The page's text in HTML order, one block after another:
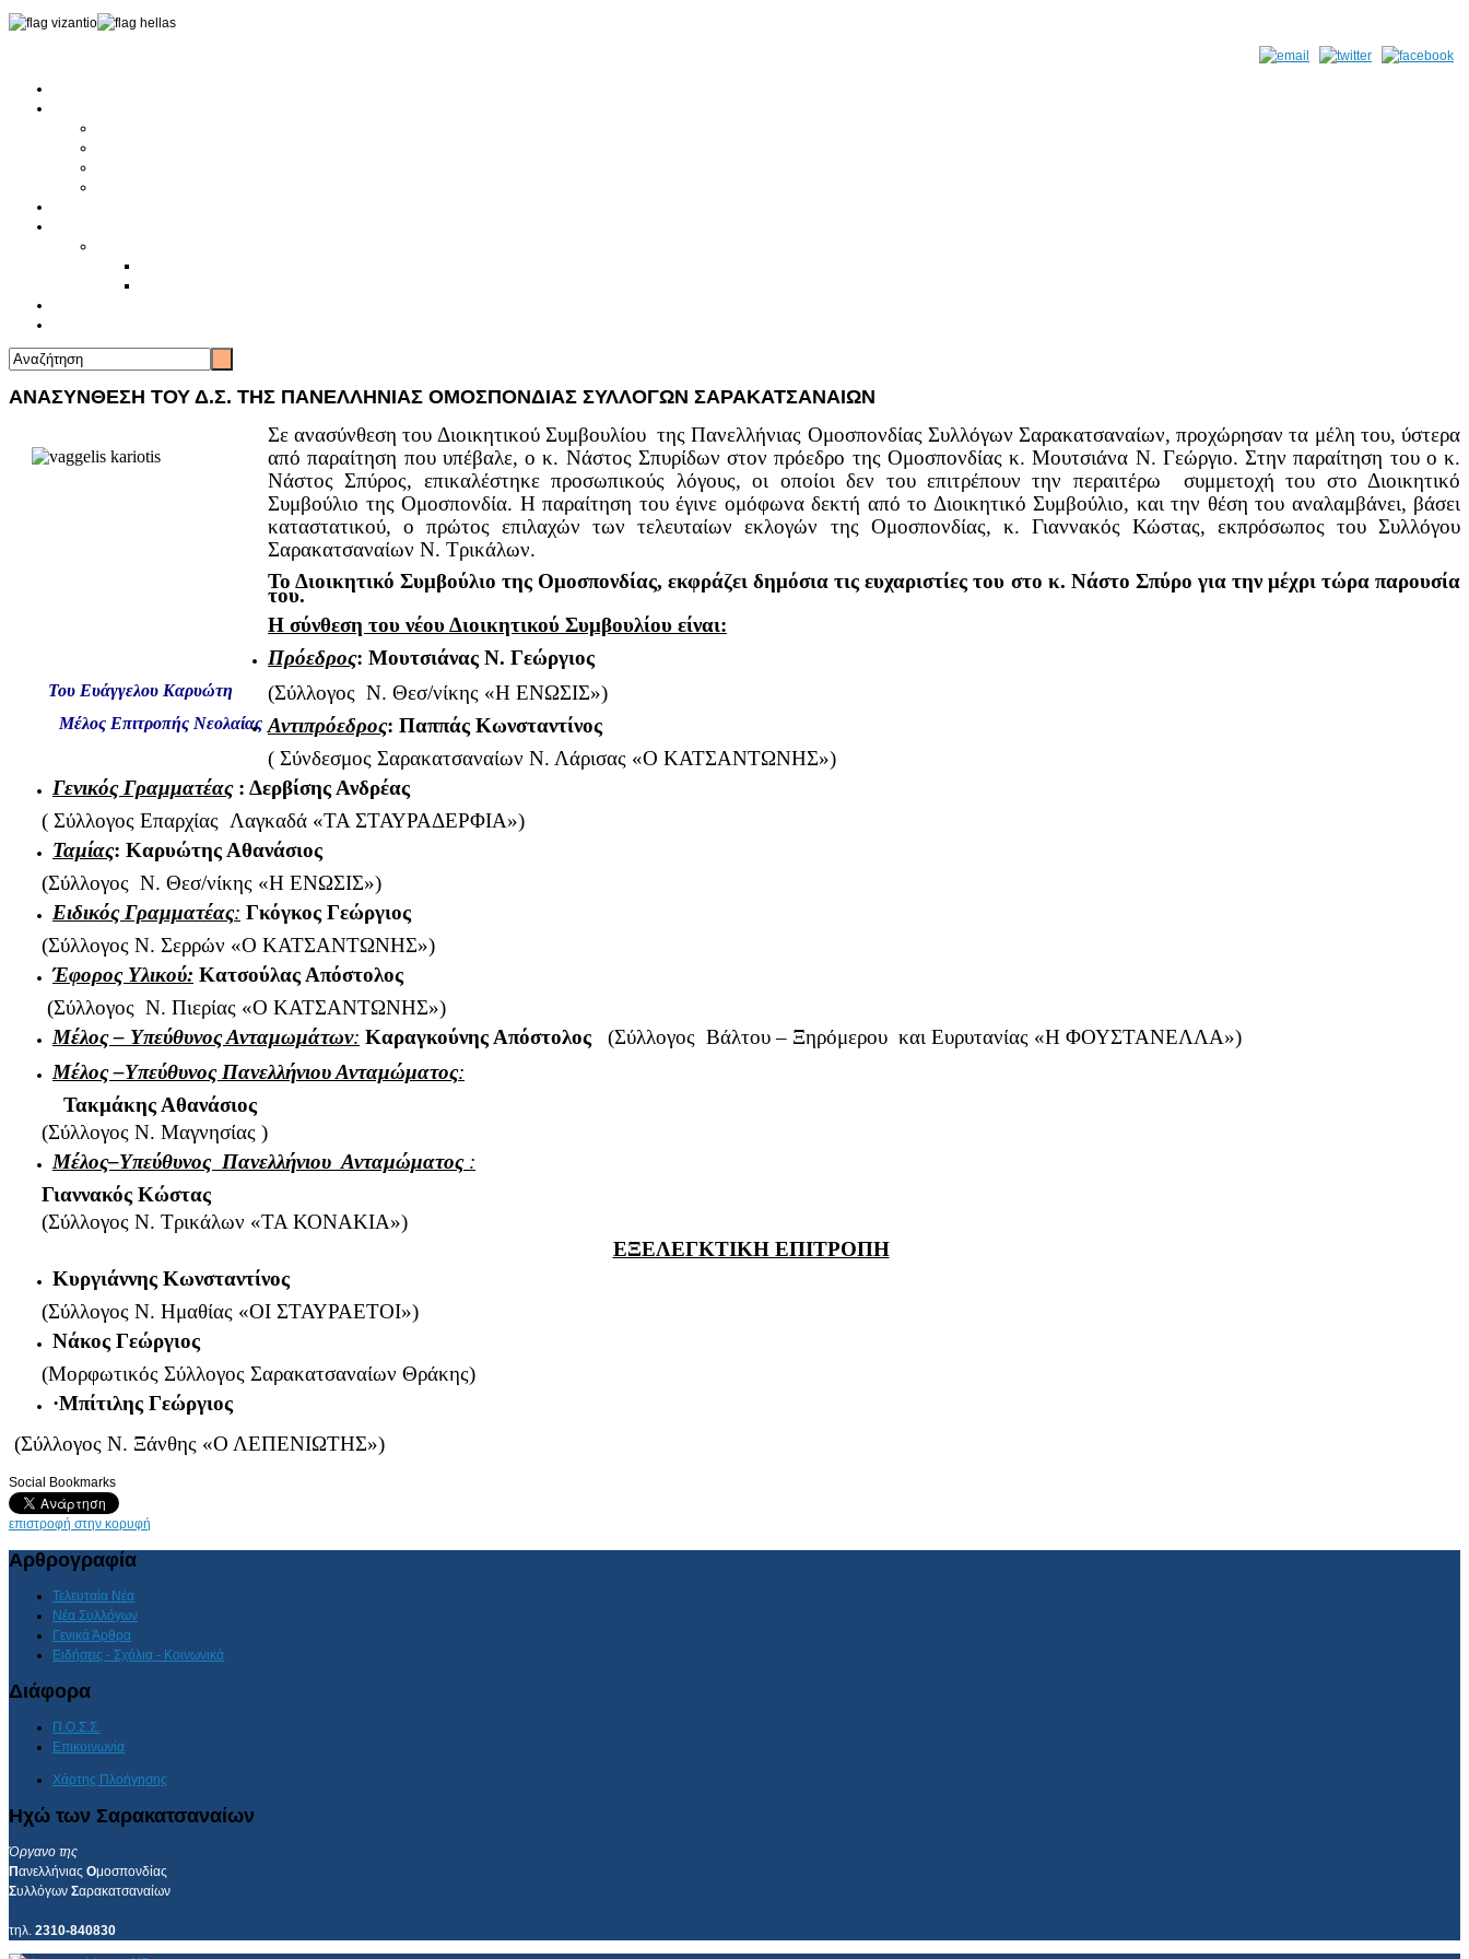
ΑΝΑΣΥΝΘΕΣΗ ΤΟΥ Δ.Σ. ΤΗΣ ΠΑΝΕΛΛΗΝΙΑΣ ΟΜΟΣΠΟΝΔΙΑΣ ΣΥΛΛΟΓΩΝ ΣΑΡΑΚΑΤΣΑΝΑΙΩΝ
Του Ευάγγελου Καρυώτη
Μέλος Επιτροπής Νεολαίας
Σε ανασύνθεση του Διοικητικού Συμβουλίου της Πανελλήνιας Ομοσπονδίας Συλλόγων Σαρακατσαναίων, προχώρησαν τα μέλη του, ύστερα
από παραίτηση που υπέβαλε, ο κ. Νάστος Σπυρίδων στον πρόεδρο της Ομοσπονδίας κ. Μουτσιάνα Ν. Γεώργιο. Στην παραίτηση του ο κ.
Νάστος Σπύρος, επικαλέστηκε προσωπικούς λόγους, οι οποίοι δεν του επιτρέπουν την περαιτέρω συμμετοχή του στο Διοικητικό
Συμβούλιο της Ομοσπονδία. Η παραίτηση του έγινε ομόφωνα δεκτή από το Διοικητικό Συμβούλιο, και την θέση του αναλαμβάνει, βάσει
καταστατικού, ο πρώτος επιλαχών των τελευταίων εκλογών της Ομοσπονδίας, κ. Γιαννακός Κώστας, εκπρόσωπος του Συλλόγου
Σαρακατσαναίων Ν. Τρικάλων.
Το Διοικητικό Συμβούλιο της Ομοσπονδίας, εκφράζει δημόσια τις ευχαριστίες του στο κ. Νάστο Σπύρο για την μέχρι τώρα παρουσία
του.
Η σύνθεση του νέου Διοικητικού Συμβουλίου είναι:
Πρόεδρος: Μουτσιάνας Ν. Γεώργιος
(Σύλλογος Ν. Θεσ/νίκης «Η ΕΝΩΣΙΣ»)
Αντιπρόεδρος: Παππάς Κωνσταντίνος
( Σύνδεσμος Σαρακατσαναίων Ν. Λάρισας «Ο ΚΑΤΣΑΝΤΩΝΗΣ»)
Γενικός Γραμματέας: Δερβίσης Ανδρέας
( Σύλλογος Επαρχίας Λαγκαδά «ΤΑ ΣΤΑΥΡΑΔΕΡΦΙΑ»)
Ταμίας: Καρυώτης Αθανάσιος
(Σύλλογος Ν. Θεσ/νίκης «Η ΕΝΩΣΙΣ»)
Ειδικός Γραμματέας: Γκόγκος Γεώργιος
(Σύλλογος Ν. Σερρών «Ο ΚΑΤΣΑΝΤΩΝΗΣ»)
Έφορος Υλικού: Κατσούλας Απόστολος
(Σύλλογος Ν. Πιερίας «Ο ΚΑΤΣΑΝΤΩΝΗΣ»)
Μέλος – Υπεύθυνος Ανταμωμάτων: Καραγκούνης Απόστολος (Σύλλογος Βάλτου – Ξηρόμερου και Ευρυτανίας «Η ΦΟΥΣΤΑΝΕΛΛΑ»)
Μέλος –Υπεύθυνος Πανελλήνιου Ανταμώματος:
Τακμάκης Αθανάσιος
(Σύλλογος Ν. Μαγνησίας )
Μέλος–Υπεύθυνος Πανελλήνιου Ανταμώματος:
Γιαννακός Κώστας
(Σύλλογος Ν. Τρικάλων «ΤΑ ΚΟΝΑΚΙΑ»)
ΕΞΕΛΕΓΚΤΙΚΗ ΕΠΙΤΡΟΠΗ
Κυργιάννης Κωνσταντίνος
(Σύλλογος Ν. Ημαθίας «ΟΙ ΣΤΑΥΡΑΕΤΟΙ»)
Νάκος Γεώργιος
(Μορφωτικός Σύλλογος Σαρακατσαναίων Θράκης)
·Μπίτιλης Γεώργιος
(Σύλλογος Ν. Ξάνθης «Ο ΛΕΠΕΝΙΩΤΗΣ»)
Social Bookmarks
επιστροφή στην κορυφή
Αρθρογραφία
Τελευταία Νέα
Νέα Συλλόγων
Γενικά Άρθρα
Ειδήσεις - Σχόλια - Κοινωνικά
Διάφορα
Π.Ο.Σ.Σ.
Επικοινωνία
Χάρτης Πλοήγησης
Ηχώ των Σαρακατσαναίων
Όργανο της
Πανελλήνιας Ομοσπονδίας
Συλλόγων Σαρακατσαναίων
τηλ. 2310-840830